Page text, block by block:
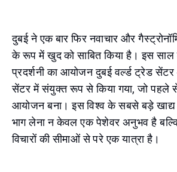
दुबई ने एक बार फिर नवाचार और
के रूप में खुद को साबित किया है। इस
प्रदर्शनी का आयोजन दुबई वर्ल्ड ट्रेड सेंटर
सेंटर में संयुक्त रूप से किया गया, जो पहले
आयोजन बना। इस विश्व के सबसे बड़े खाद्य
भाग लेना न केवल एक पेशेवर अनुभव है
विचारों की सीमाओं से परे एक यात्रा है।